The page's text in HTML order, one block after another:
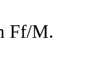
Ff/M.